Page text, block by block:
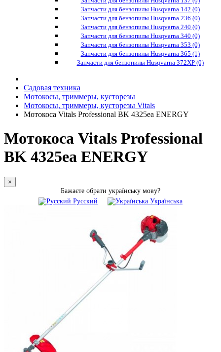
Запчасти для бензопилы Husqvarna 142 (0)
Запчасти для бензопилы Husqvarna 236 (0)
Запчасти для бензопилы Husqvarna 240 (0)
Запчасти для бензопилы Husqvarna 340 (0)
Запчасти для бензопилы Husqvarna 353 (0)
Запчасти для бензопилы Husqvarna 365 (1)
Запчасти для бензопилы Husqvarna 372XP (0)
Садовая техника
Мотокосы, триммеры, кусторезы
Мотокосы, триммеры, кусторезы Vitals
Мотокоса Vitals Professional BK 4325ea ENERGY
Мотокоса Vitals Professional
BK 4325ea ENERGY
×
Бажаєте обрати українську мову?
Русский
Українська